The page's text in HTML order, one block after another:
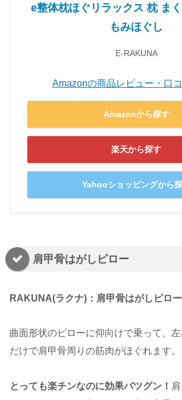
e整体枕ほぐリラックス 枕 ま
もみほぐし
E‐RAKUNA
Amazonの商品レビュー・口
Amazonから探す
楽天から探す
Yahooショッピングから
肩甲骨はがしピロー
RAKUNA(ラクナ)：肩甲骨はがしピロ
曲面形状のピローに仰向けで乗って、
だけで肩甲骨周りの筋肉がほぐれます。
とっても楽チンなのに効果バツグン！